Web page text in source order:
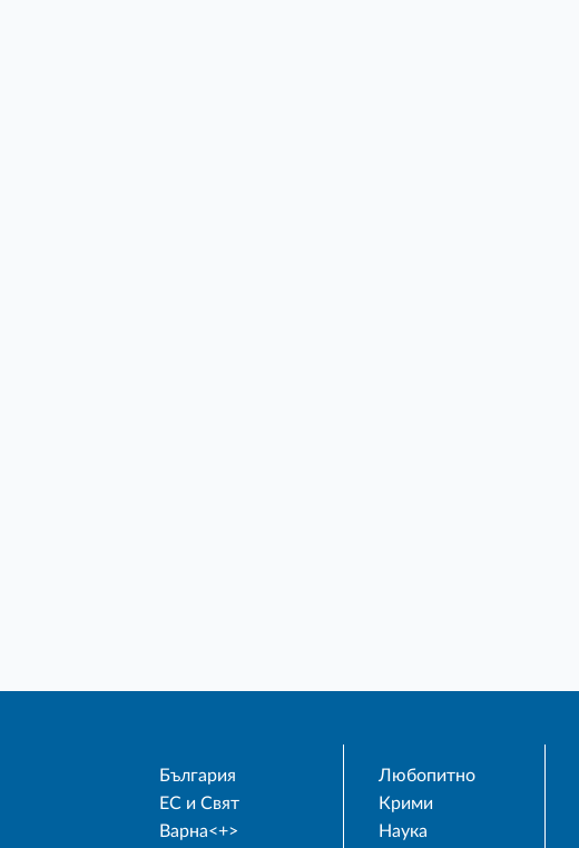
България
ЕС и Свят
Варна<+>
Любопитно
Крими
Наука